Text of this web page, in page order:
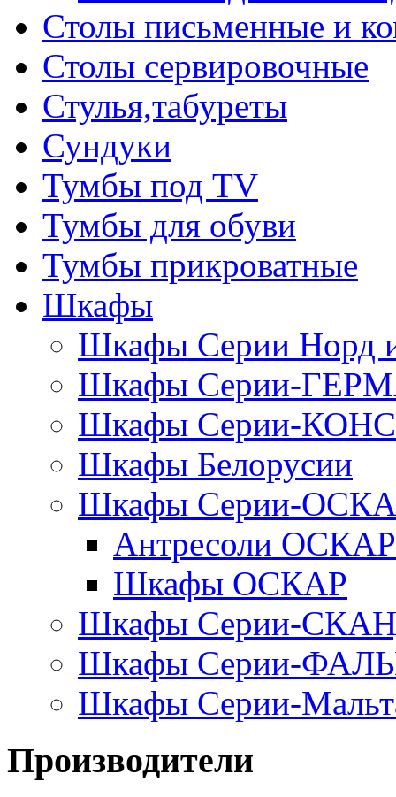
Столы письменные и
Столы сервировочные
Стулья,табуреты
Сундуки
Тумбы под TV
Тумбы для обуви
Тумбы прикроватные
Шкафы
Шкафы Серии
Шкафы Серии-
Шкафы Серии-
Шкафы Белорусии
Шкафы Серии-
Антресоли ОСКАР
Шкафы ОСКАР
Шкафы Серии-
Шкафы Серии-
Шкафы Серии-
Производители